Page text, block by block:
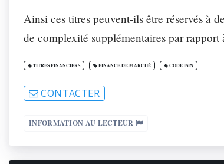
Ainsi ces titres peuvent-ils être réservés à
de complexité supplémentaires par rapport
TITRES FINANCIERS FINANCE DE MARCHÉ CODE ISIN
CONTACTER
INFORMATION AU LECTEUR